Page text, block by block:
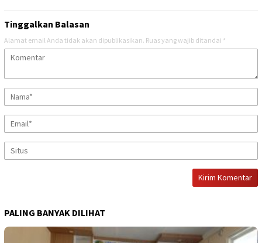
Tinggalkan Balasan
Alamat email Anda tidak akan dipublikasikan. Ruas yang wajib ditandai *
PALING BANYAK DILIHAT